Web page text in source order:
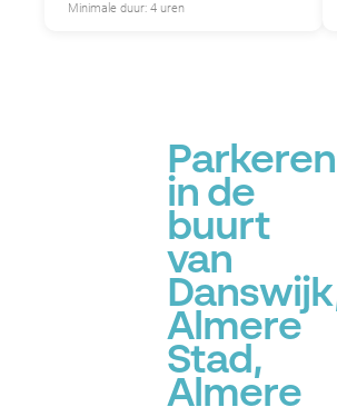
Minimale duur: 4 uren
Parkeren
in de
buurt
van
Almere
Stad,
Almere